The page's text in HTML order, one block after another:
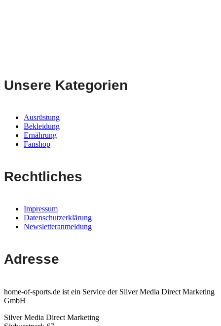
Unsere Kategorien
Ausrüstung
Bekleidung
Ernährung
Fanshop
Rechtliches
Impressum
Datenschutzerklärung
Newsletteranmeldung
Adresse
home-of-sports.de ist ein Service der Silver Media Direct Marketing
GmbH
Silver Media Direct Marketing